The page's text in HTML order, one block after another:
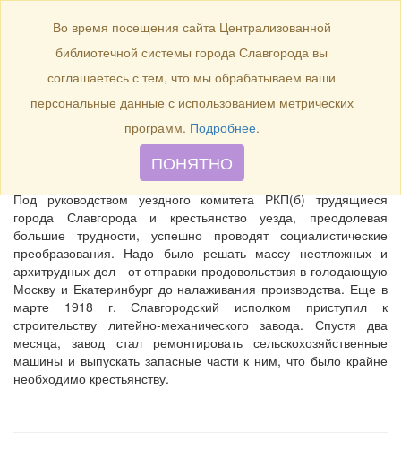
Toggle
navigation
БИБЛИОТЕКА
Март 1918 г. – 105 лет назад
в городе Славгороде начато
строительство литейно-
механического завода.
Под руководством уездного комитета РКП(б) трудящиеся
города Славгорода и крестьянство уезда, преодолевая
большие трудности, успешно проводят социалистические
преобразования. Надо было решать массу неотложных и
архитрудных дел - от отправки продовольствия в голодающую
Москву и Екатеринбург до налаживания производства. Еще в
марте 1918 г. Славгородский исполком приступил к
строительству литейно-механического завода. Спустя два
месяца, завод стал ремонтировать сельскохозяйственные
машины и выпускать запасные части к ним, что было крайне
необходимо крестьянству.
Во время посещения сайта Централизованной
библиотечной системы города Славгорода вы
соглашаетесь с тем, что мы обрабатываем ваши
персональные данные с использованием метрических
программ. Подробнее.
ПОНЯТНО